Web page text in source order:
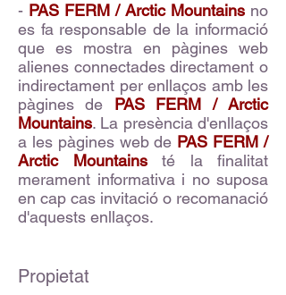
- PAS FERM / Arctic Mountains no
es fa responsable de la informació
que es mostra en pàgines web
alienes connectades directament o
indirectament per enllaços amb les
pàgines de PAS FERM / Arctic
Mountains. La presència d'enllaços
a les pàgines web de PAS FERM /
Arctic Mountainsté la finalitat
merament informativa i no suposa
en cap cas invitació o recomanació
d'aquests enllaços.
Propietat